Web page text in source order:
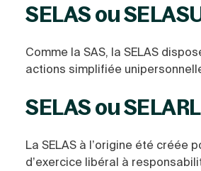
SELAS ou
Comme la SAS, la SELAS
actions simplifiée
SELAS ou
La SELAS à l’origine été créée
d’exercice libéral à